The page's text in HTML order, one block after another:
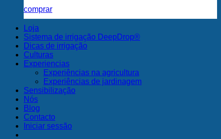
comprar
Loja
Sistema de irrigação DeepDrop®
Dicas de irrigação
Culturas
Experiencias
Experiências na agricultura
Experiências de jardinagem
Sensibilização
Nós
Blog
Contacto
Iniciar sessão